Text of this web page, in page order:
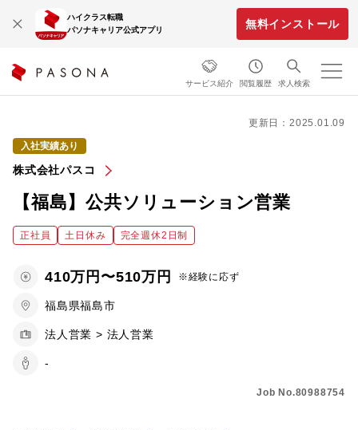
ハイクラス転職
パソナキャリア公式アプリ
無料インストール
サービス紹介 閲覧履歴 求人検索
更新日：2025.01.09
入社実績あり
株式会社パスコ
【福島】公共ソリューション営業
正社員 土日休み 完全週休2日制
410万円〜510万円 ※経験に応ず
福島県福島市
法人営業 > 法人営業
-
Job No.80988754